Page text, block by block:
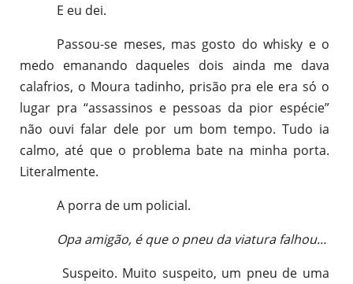
E eu dei.
Passou-se meses, mas gosto do whisky e o
medo emanando daqueles dois ainda me dava
calafrios, o Moura tadinho, prisão pra ele era só o
lugar pra “assassinos e pessoas da pior espécie”
não ouvi falar dele por um bom tempo. Tudo ia
calmo, até que o problema bate na minha porta.
Literalmente.
A porra de um policial.
Opa amigão, é que o pneu da viatura falhou...
Suspeito. Muito suspeito, um pneu de uma